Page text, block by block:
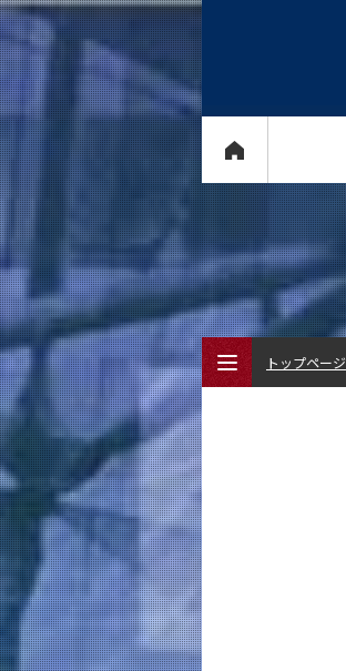
トップページ